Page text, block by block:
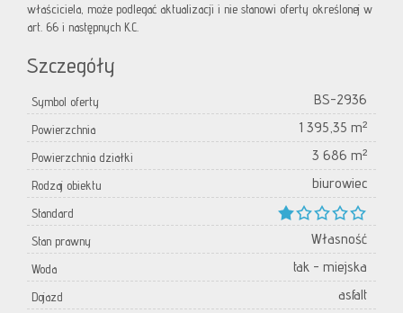
właściciela, może podlegać aktualizacji i nie stanowi oferty określonej w
art. 66 i następnych K.C.
Szczegóły
Symbol oferty BS-2936
Powierzchnia 1 395,35 m²
Powierzchnia działki 3 686 m²
Rodzaj obiektu biurowiec
Standard
Stan prawny
Własność
Woda tak - miejska
Dojazd asfalt